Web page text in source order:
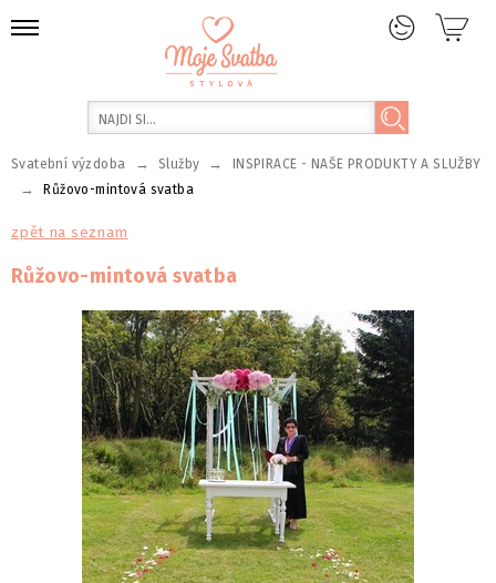
Svatební výzdoba → Služby → INSPIRACE - NAŠE PRODUKTY A SLUŽBY
→ Růžovo-mintová svatba
zpět na seznam
Růžovo-mintová svatba